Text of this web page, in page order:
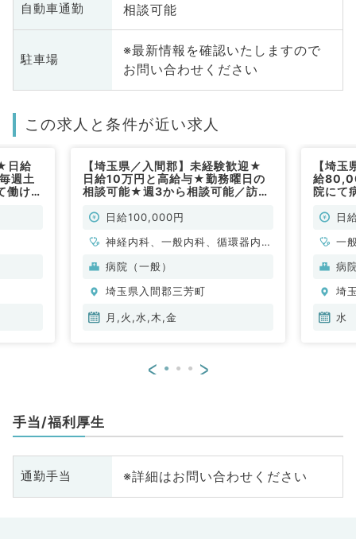
自動車通勤 相談可能
駐車場
※最新情報を確認いたしますので
お問い合わせください
この求人と条件が近い求人
日給
週土
働けま
【埼玉県／入間郡】未経験歓迎★
日給10万円と高給与★勤務曜日の
相談可能★週3から相談可能／訪問
ー利用可能～（内科系／非常勤）
日給100,000円
神経内科、一般内科、循環器内
科、呼吸器内科、消化器内科、内
内科
病院（一般）
埼玉県入間郡三芳町
月,火,水,木,金
【埼
給
院にて
日
一
病
埼
水
< >
手当/福利厚生
通勤手当 ※詳細はお問い合わせください